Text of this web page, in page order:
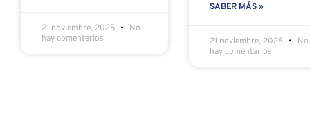
21 noviembre, 2025
No
hay comentarios
SABER MÁS »
21 noviembre, 2025
No
hay comentarios